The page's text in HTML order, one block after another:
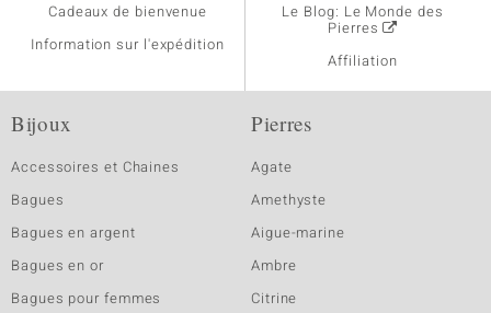
Cadeaux de bienvenue
Information sur l'expédition
Le Blog: Le Monde des
Pierres
Affiliation
Bijoux
Accessoires et Chaines
Bagues
Bagues en argent
Bagues en or
Bagues pour femmes
Pierres
Agate
Amethyste
Aigue-marine
Ambre
Citrine